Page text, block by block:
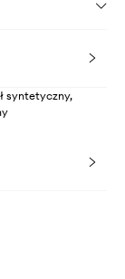
syntetyczny,